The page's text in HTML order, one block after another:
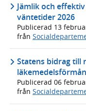
Jämlik och
väntetider 2026
Publicerad 13
från
Statens bidrag till
Publicerad 06
från